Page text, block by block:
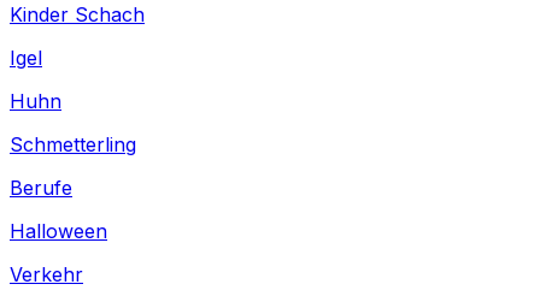
Kinder Schach
Igel
Huhn
Schmetterling
Berufe
Halloween
Verkehr